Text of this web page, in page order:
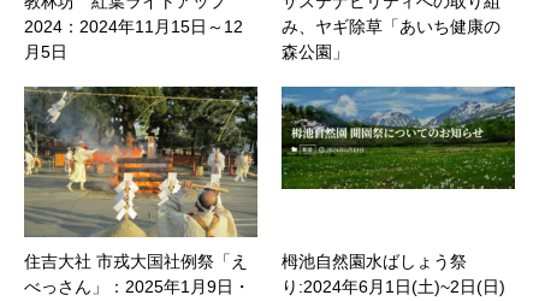
2024：2024年11月15日～12
月5日
み、ヤギ除草「あいち健康の
森公園」
住吉大社 市戎大国社例祭「え
べっさん」：2025年1月9日・
栂池自然園水ばしょう祭
り:2024年6月1日(土)~2日(日)